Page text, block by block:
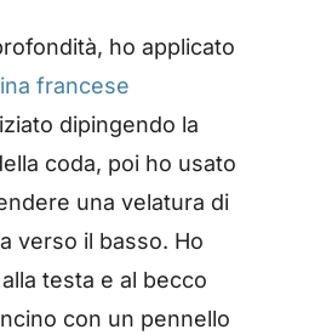
ho applicato
francese
dipingendo la
coda, poi ho usato
una velatura di
verso il basso. Ho
testa e al becco
con un pennello